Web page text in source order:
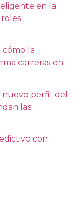
en la
cómo la
carreras en
nuevo perfil del
las
con